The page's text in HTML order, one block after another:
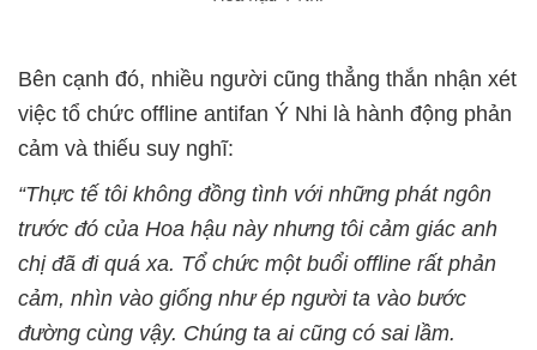
Bên cạnh đó, nhiều người cũng thẳng thắn nhận xét
việc tổ chức offline antifan Ý Nhi là hành động phản
cảm và thiếu suy nghĩ:
“Thực tế tôi không đồng tình với những phát ngôn
trước đó của Hoa hậu này nhưng tôi cảm giác anh
chị đã đi quá xa. Tổ chức một buổi offline rất phản
cảm, nhìn vào giống như ép người ta vào bước
đường cùng vậy. Chúng ta ai cũng có sai lầm.